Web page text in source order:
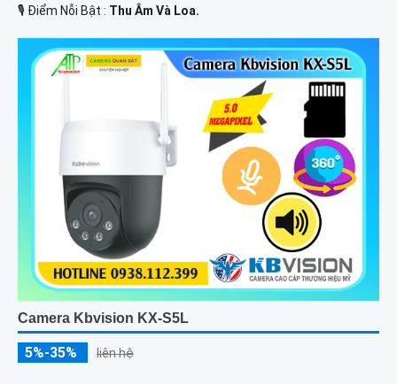
️🎙 Điểm Nỗi Bật : Thu Âm Và Loa.
Camera Kbvision KX-S5L
5%-35% liên hệ